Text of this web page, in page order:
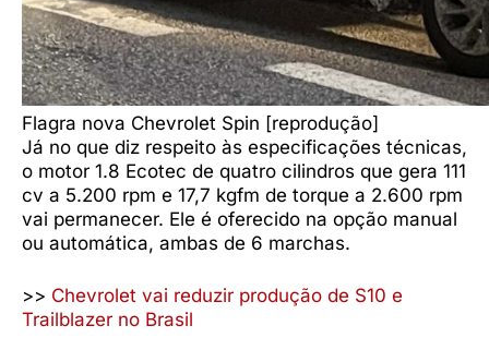
Flagra nova Chevrolet Spin [reprodução]
Já no que diz respeito às especificações técnicas,
o motor 1.8 Ecotec de quatro cilindros que gera 111
cv a 5.200 rpm e 17,7 kgfm de torque a 2.600 rpm
vai permanecer. Ele é oferecido na opção manual
ou automática, ambas de 6 marchas.
>> Chevrolet vai reduzir produção de S10 e
Trailblazer no Brasil